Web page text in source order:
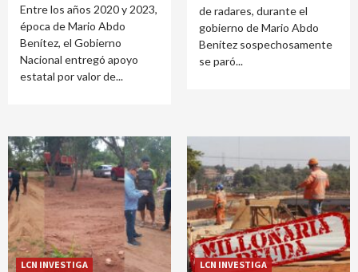
Entre los años 2020 y 2023,
época de Mario Abdo
Benítez, el Gobierno
Nacional entregó apoyo
estatal por valor de...
de radares, durante el
gobierno de Mario Abdo
Benítez sospechosamente
se paró...
LCN INVESTIGA LCN INVESTIGA